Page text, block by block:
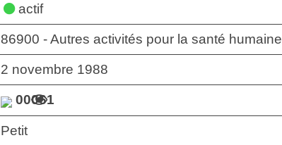
actif
86900 - Autres activités pour la santé humaine
2 novembre 1988
00061
Petit